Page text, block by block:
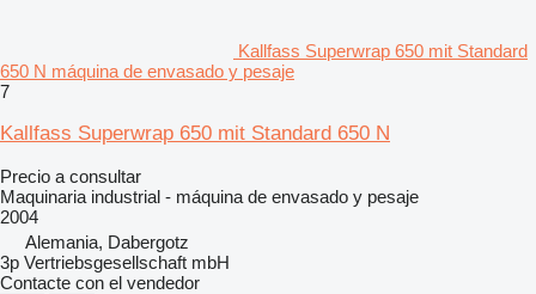
Kallfass Superwrap 650 mit Standard
650 N máquina de envasado y pesaje
7
Kallfass Superwrap 650 mit Standard 650 N
Precio a consultar
Maquinaria industrial - máquina de envasado y pesaje
2004
Alemania, Dabergotz
3p Vertriebsgesellschaft mbH
Contacte con el vendedor